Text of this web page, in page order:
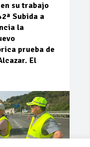
su trabajo
Subida a
la
prueba de
El